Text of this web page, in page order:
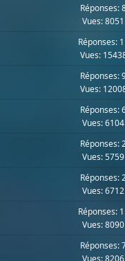
Réponses:
Vues: 8051
Réponses:
Vues:
Réponses:
Vues:
Réponses:
Vues: 6104
Réponses:
Vues: 5759
Réponses:
Vues: 6712
Réponses:
Vues: 8090
Réponses: